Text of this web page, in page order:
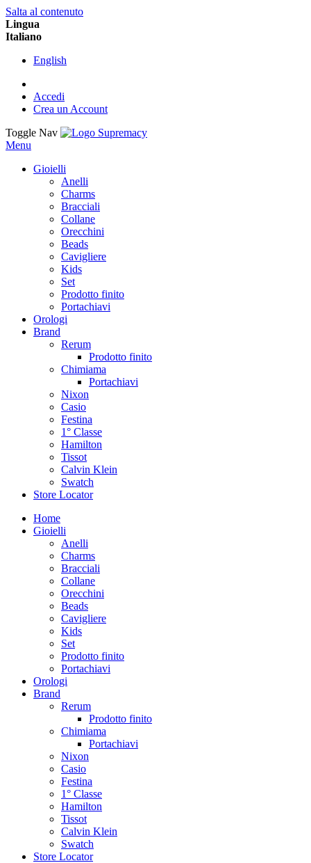
Salta al contenuto
Lingua
Italiano
English
Accedi
Crea un Account
Toggle Nav
Menu
Gioielli
Anelli
Charms
Bracciali
Collane
Orecchini
Beads
Cavigliere
Kids
Set
Prodotto finito
Portachiavi
Orologi
Brand
Rerum
Prodotto finito
Chimiama
Portachiavi
Nixon
Casio
Festina
1° Classe
Hamilton
Tissot
Calvin Klein
Swatch
Store Locator
Home
Gioielli
Anelli
Charms
Bracciali
Collane
Orecchini
Beads
Cavigliere
Kids
Set
Prodotto finito
Portachiavi
Orologi
Brand
Rerum
Prodotto finito
Chimiama
Portachiavi
Nixon
Casio
Festina
1° Classe
Hamilton
Tissot
Calvin Klein
Swatch
Store Locator